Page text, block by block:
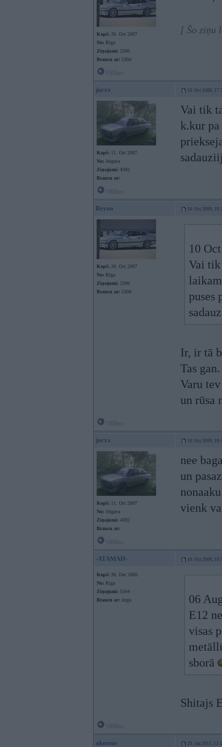
Kopš: 26. Oct 2007
No: Rīga
Ziņojumi: 2306
Braucu ar: 530d
[ Šo ziņu
jurxx 10. Oct 2008,
Kopš: 11. Oct 2007
No: Jelgava
Ziņojumi: 4392
Braucu ar:
Vai tik
k.kur
Reyno 10. Oct 2008,
Kopš: 26. Oct 2007
No: Rīga
Ziņojumi: 2306
Braucu ar: 530d
10
Vai tik
puses
Ir, ir tā
Tas
Varu
un rūsa
jurxx 10. Oct 2008,
Kopš: 11. Oct 2007
No: Jelgava
Ziņojumi: 4392
Braucu ar:
nee
un
vienk
-ATAMAH- 10. Oct 2008,
Kopš: 30. Dec 2005
No: Rīga
Ziņojumi: 5564
Braucu ar: zirgu
06
E12
visas
sborā
Shitajs
akmens 29. Jan 2017,